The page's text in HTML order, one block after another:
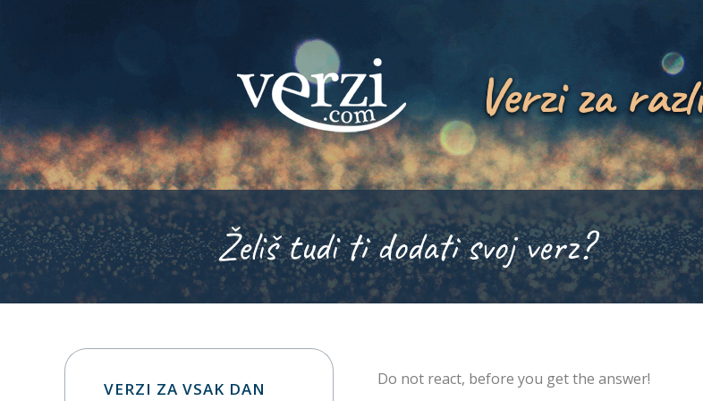
Verzi za
Želiš tudi ti dodati svoj verz?
Do not react, before you get the answer!
VERZI ZA VSAK DAN